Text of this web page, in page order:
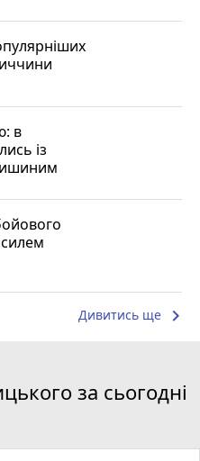
в
із
Дивитись ще keyboard_arrow_right
за сьогодні